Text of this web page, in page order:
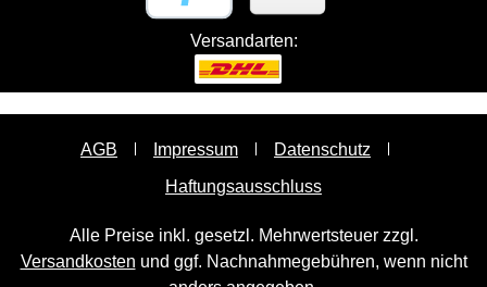
Versandarten:
AGB Impressum
Datenschutz
Haftungsausschluss
Alle Preise inkl. gesetzl. Mehrwertsteuer zzgl.
Versandkosten und ggf. Nachnahmegebühren, wenn nicht